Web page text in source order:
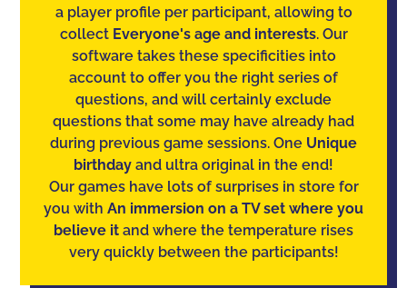
a player profile per participant, allowing to
collect Everyone's age and interests. Our
software takes these specificities into
account to offer you the right series of
questions, and will certainly exclude
questions that some may have already had
during previous game sessions. One Unique
birthday and ultra original in the end!
Our games have lots of surprises in store for
you with An immersion on a TV set where you
believe it and where the temperature rises
very quickly between the participants!